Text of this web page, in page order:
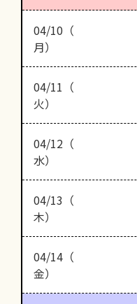
04/10（
月）
04/11（
火）
04/12（
水）
04/13（
木）
04/14（
金）